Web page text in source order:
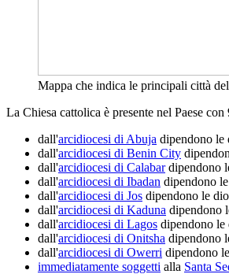
Mappa che indica le principali città
La Chiesa cattolica è presente nel Paese con
dall'arcidiocesi di Abuja dipendono le
dall'arcidiocesi di Benin City
dall'arcidiocesi di Calabardipendono
dall'arcidiocesi di Ibadan dipendono
dall'arcidiocesi di Jos dipendono le
dall'arcidiocesi di Kaduna dipendono
dall'arcidiocesi di Lagos dipendono le
dall'arcidiocesi di Onitsha dipendono
dall'arcidiocesi di Owerri dipendono
immediatamente soggetti alla Santa